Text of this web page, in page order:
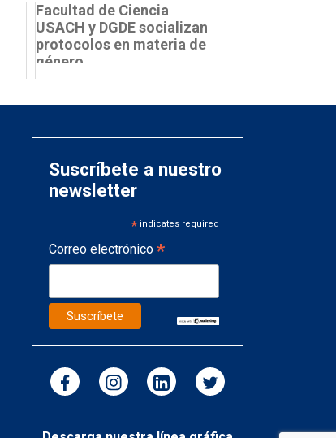
Facultad de Ciencia
USACH y DGDE socializan
protocolos en materia de
género
Suscríbete a nuestro
newsletter
* indicates required
Correo electrónico *